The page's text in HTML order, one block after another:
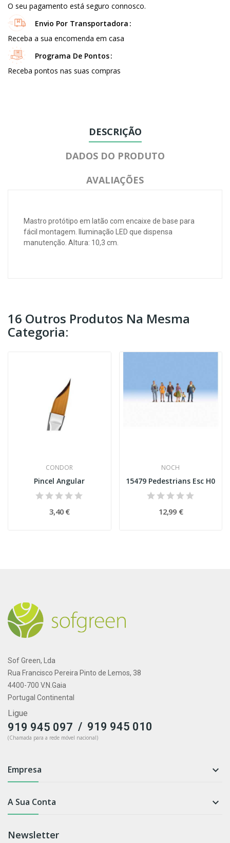
O seu pagamento está seguro connosco.
Envio Por Transportadora
Receba a sua encomenda em casa
Programa De Pontos
Receba pontos nas suas compras
DESCRIÇÃO
DADOS DO PRODUTO
AVALIAÇÕES
Mastro protótipo em latão com encaixe de base para
fácil montagem. Iluminação LED que dispensa
manutenção. Altura: 10,3 cm.
16 Outros Produtos Na Mesma
Categoria:
CONDOR
Pincel Angular
3,40 €
NOCH
15479 Pedestrians Esc H0
12,99 €
Sof Green, Lda
Rua Francisco Pereira Pinto de Lemos, 38
4400-700 V.N.Gaia
Portugal Continental
Ligue
919 945 097 / 919 945 010
(Chamada para a rede móvel nacional)
Empresa 
A Sua Conta 
Newsletter